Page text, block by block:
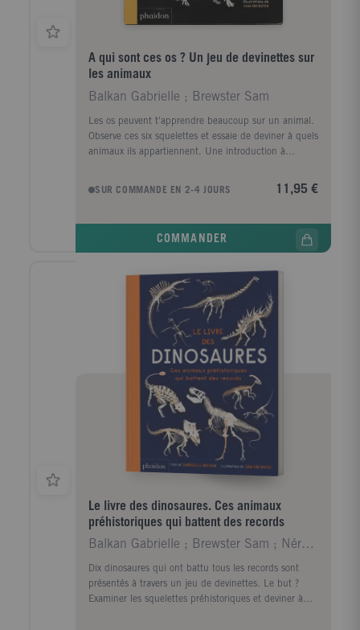
A qui sont ces os ? Un jeu de devinettes sur
les animaux
Balkan Gabrielle ; Brewster Sam
Les os peuvent t'apprendre beaucoup sur un animal.
Observe ces six squelettes et essaie de deviner à quels
animaux ils appartiennent. Une introduction à
SUR COMMANDE EN 2-4 JOURS
11,95 €
COMMANDER
Le livre des dinosaures. Ces animaux
préhistoriques qui battent des records
Balkan Gabrielle ; Brewster Sam ; Néreaud Améline
Dix dinosaures qui ont battu tous les records sont
présentés à travers un jeu de devinettes. Le but ?
Examiner les squelettes préhistoriques et deviner à